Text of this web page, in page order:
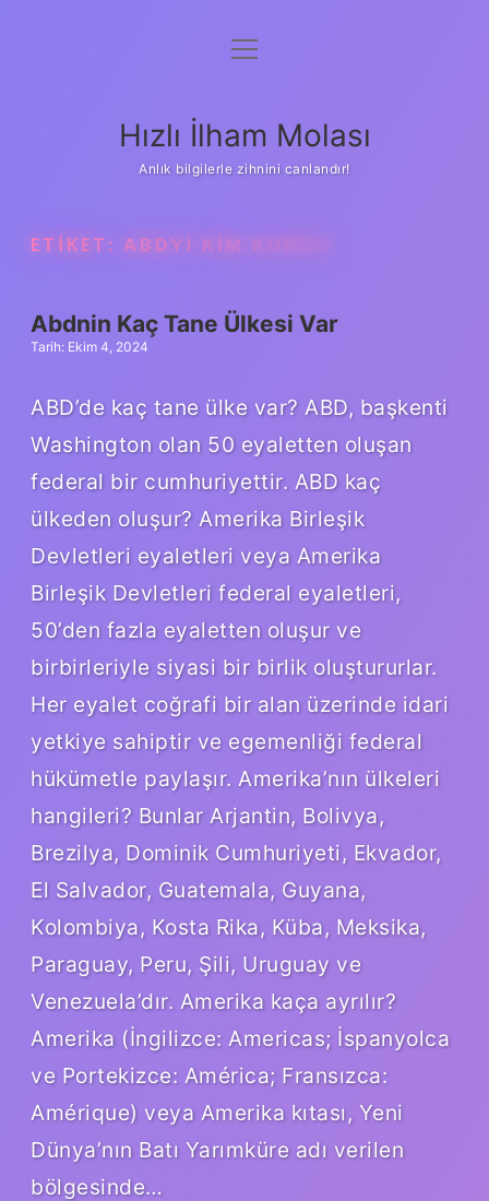
Anasayfa
Yasal Uyarı
menüyü
Hızlı İlham Molası
Anlık bilgilerle zihnini canlandır!
ETIKET: ABDYI KIM KURDU
Abdnin Kaç Tane Ülkesi Var
Tarih: Ekim 4, 2024
ABD’de kaç tane ülke var? ABD, başkenti
Washington olan 50 eyaletten oluşan
federal bir cumhuriyettir. ABD kaç
ülkeden oluşur? Amerika Birleşik
Devletleri eyaletleri veya Amerika
Birleşik Devletleri federal eyaletleri,
50’den fazla eyaletten oluşur ve
birbirleriyle siyasi bir birlik oluştururlar.
Her eyalet coğrafi bir alan üzerinde idari
yetkiye sahiptir ve egemenliği federal
hükümetle paylaşır. Amerika’nın ülkeleri
hangileri? Bunlar Arjantin, Bolivya,
Brezilya, Dominik Cumhuriyeti, Ekvador,
El Salvador, Guatemala, Guyana,
Kolombiya, Kosta Rika, Küba, Meksika,
Paraguay, Peru, Şili, Uruguay ve
Venezuela’dır. Amerika kaça ayrılır?
Amerika (İngilizce: Americas; İspanyolca
ve Portekizce: América; Fransızca:
Amérique) veya Amerika kıtası, Yeni
Dünya’nın Batı Yarımküre adı verilen
bölgesinde…